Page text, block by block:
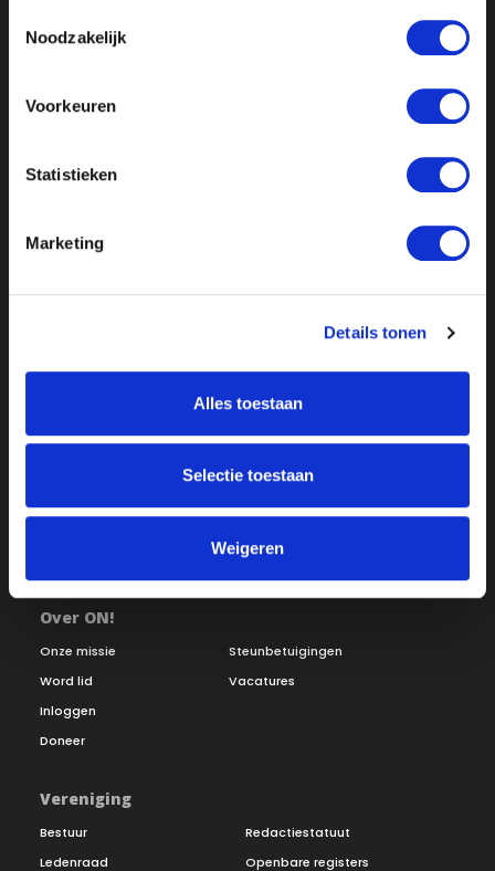
Noodzakelijk
Voorkeuren
Statistieken
Marketing
Details tonen
Alles toestaan
Selectie toestaan
Weigeren
Over ON!
Onze missie
Word lid
Inloggen
Doneer
Steunbetuigingen
Vacatures
Vereniging
Bestuur
Ledenraad
Redactiestatuut
Openbare registers